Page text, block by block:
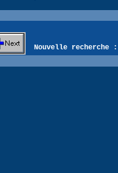
Nouvelle recherche :